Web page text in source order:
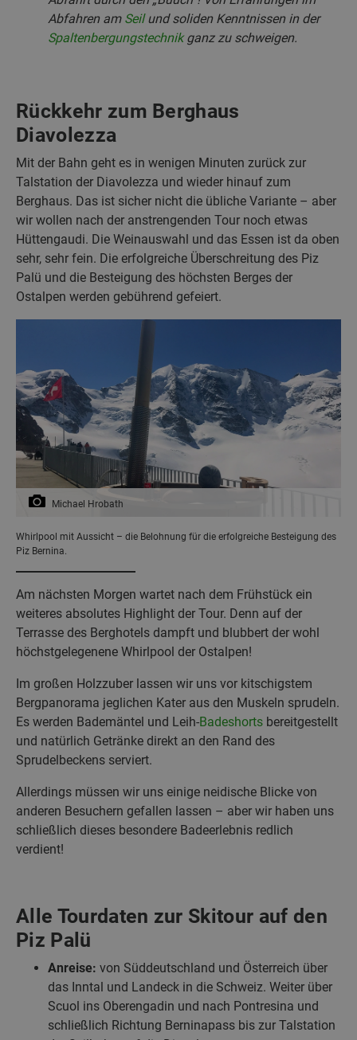
Abfahren am Seilund soliden Kenntnissen in der
Spaltenbergungstechnikganz zu schweigen.
Rückkehr zum Berghaus
Diavolezza
Mit der Bahn geht es in wenigen Minuten zurück zur
Talstation der Diavolezza und wieder hinauf zum
Berghaus. Das ist sicher nicht die übliche Variante – aber
wir wollen nach der anstrengenden Tour noch etwas
Hüttengaudi. Die Weinauswahl und das Essen ist da oben
sehr, sehr fein. Die erfolgreiche Überschreitung des Piz
Palü und die Besteigung des höchsten Berges der
Ostalpen werden gebührend gefeiert.
Michael Hrobath
Whirlpool mit Aussicht – die Belohnung für die erfolgreiche Besteigung des
Piz Bernina.
Am nächsten Morgen wartet nach dem Frühstück ein
weiteres absolutes Highlight der Tour. Denn auf der
Terrasse des Berghotels dampft und blubbert der wohl
höchstgelegenene Whirlpool der Ostalpen!
Im großen Holzzuber lassen wir uns vor kitschigstem
Bergpanorama jeglichen Kater aus den Muskeln sprudeln.
Es werden Bademäntel und Leih-Badeshorts bereitgestellt
und natürlich Getränke direkt an den Rand des
Sprudelbeckens serviert.
Allerdings müssen wir uns einige neidische Blicke von
anderen Besuchern gefallen lassen – aber wir haben uns
schließlich dieses besondere Badeerlebnis redlich
verdient!
Alle Tourdaten zur Skitour auf den
Piz Palü
Anreise: von Süddeutschland und Österreich über
das Inntal und Landeck in die Schweiz. Weiter über
Scuol ins Oberengadin und nach Pontresina und
schließlich Richtung Berninapass bis zur Talstation